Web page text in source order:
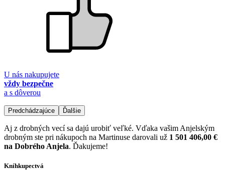
U nás nakupujete
vždy bezpečne
a s dôverou
Predchádzajúce Ďalšie
Aj z drobných vecí sa dajú urobiť veľké. Vďaka vašim Anjelským
drobným ste pri nákupoch na Martinuse darovali už 1 501 406,00 €
na Dobrého Anjela. Ďakujeme!
Kníhkupectvá